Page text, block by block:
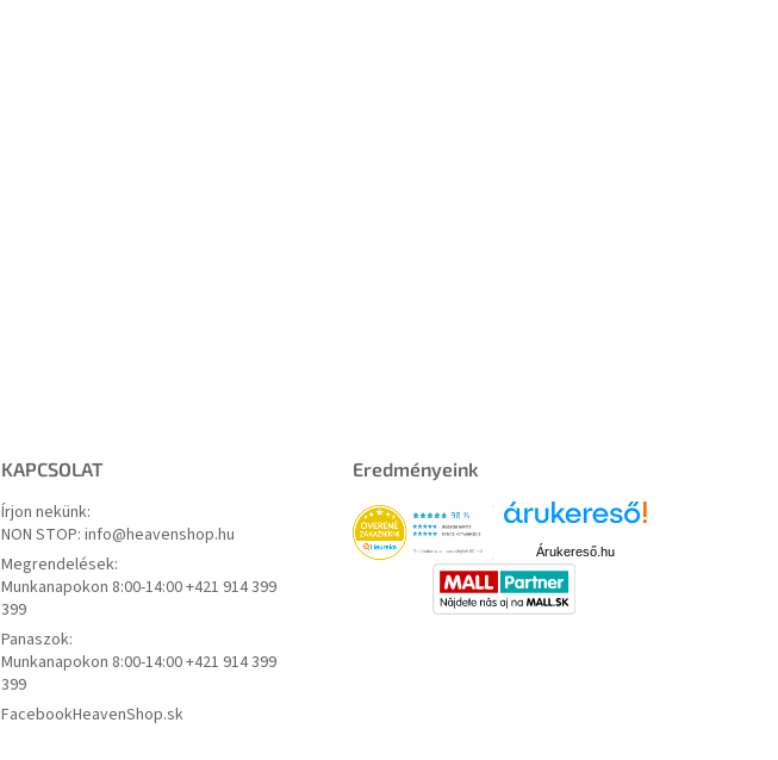
KAPCSOLAT
Írjon nekünk:
NON STOP: info@heavenshop.hu
Megrendelések:
Munkanapokon 8:00-14:00 +421 914 399
399
Panaszok:
Munkanapokon 8:00-14:00 +421 914 399
399
FacebookHeavenShop.sk
Eredményeink
Árukereső.hu